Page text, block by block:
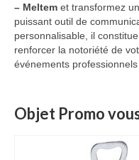
– Meltem et transformez
puissant outil de
personnalisable, il
renforcer la notoriété de
événements
Objet Promo